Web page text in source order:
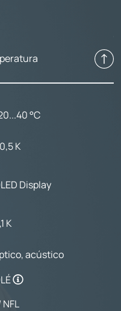
°C
K
Display
K
acústico
NFL